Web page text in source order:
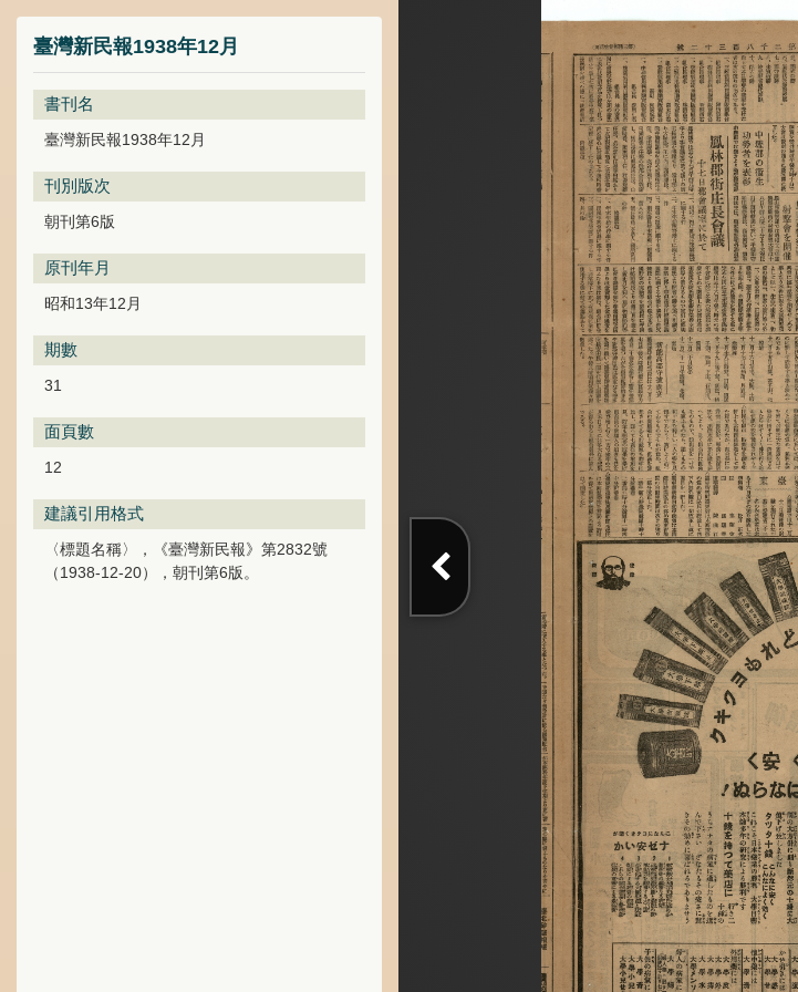
臺灣新民報1938年12月
書刊名
臺灣新民報1938年12月
刊別版次
朝刊第6版
原刊年月
昭和13年12月
期數
31
面頁數
12
建議引用格式
〈標題名稱〉，《臺灣新民報》第2832號
（1938-12-20），朝刊第6版。